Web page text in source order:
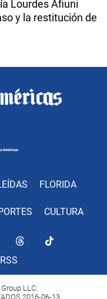
Lourdes Afiuni
y la restitución de
FLORIDA
CULTURA
RSS
LLC.
2016-06-13